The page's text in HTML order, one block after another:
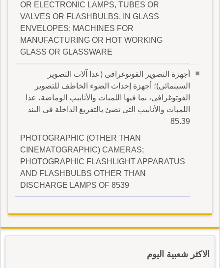
OR ELECTRONIC LAMPS, TUBES OR
VALVES OR FLASHBULBS, IN GLASS
ENVELOPES; MACHINES FOR
MANUFACTURING OR HOT WORKING
GLASS OR GLASSWARE
أجهزة التصوير الفوتوغرافى (عدا آلات التصوير
السينمائى)؛ أجهزة إحداث الضوء الخاطف للتصوير
الفوتوغرافى، بما فيها اللمبات والأنابيب الوماضة، عدا
اللمبات والأنابيب التى تضئ بالتفريغ الداخلة فى البند
85.39
PHOTOGRAPHIC (OTHER THAN
CINEMATOGRAPHIC) CAMERAS;
PHOTOGRAPHIC FLASHLIGHT APPARATUS
AND FLASHBULBS OTHER THAN
DISCHARGE LAMPS OF 8539
الاكثر شعبية اليوم